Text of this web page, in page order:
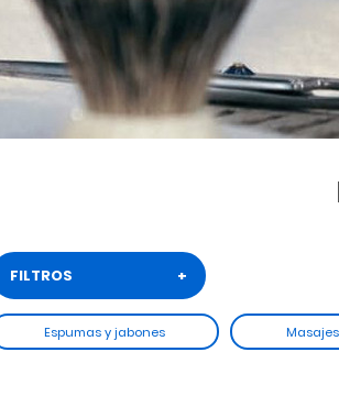
FILTROS +
Espumas y jabones